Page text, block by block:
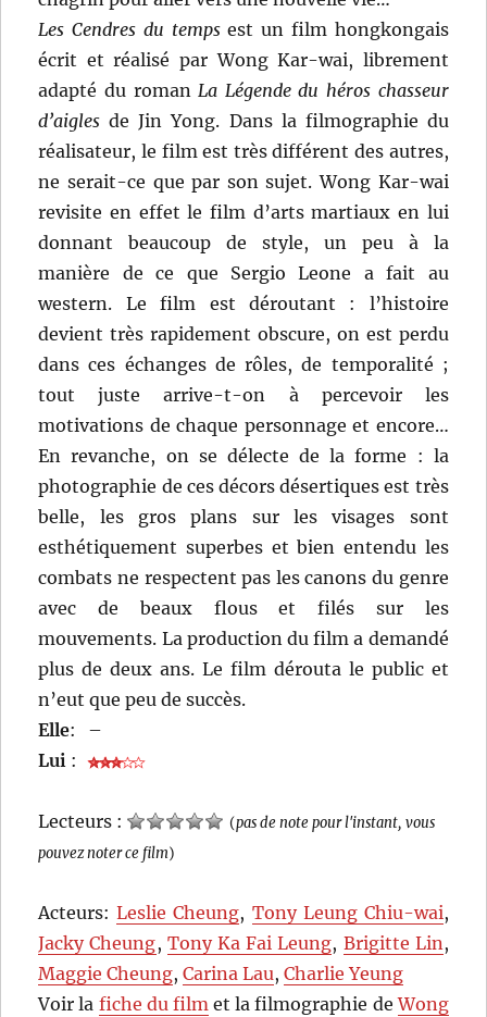
Les Cendres du tempsest un film hongkongais
écrit et réalisé par Wong Kar-wai, librement
adapté du romanLa Légende du héros chasseur
d’aigles de Jin Yong. Dans la filmographie du
réalisateur, le film est très différent des autres,
ne serait-ce que par son sujet. Wong Kar-wai
revisite en effet le film d’arts martiaux en lui
donnant beaucoup de style, un peu à la
manière de ce que Sergio Leone a fait au
western. Le film est déroutant : l’histoire
devient très rapidement obscure, on est perdu
dans ces échanges de rôles, de temporalité ;
tout juste arrive-t-on à percevoir les
motivations de chaque personnage et encore…
En revanche, on se délecte de la forme : la
photographie de ces décors désertiques est très
belle, les gros plans sur les visages sont
esthétiquement superbes et bien entendu les
combats ne respectent pas les canons du genre
avec de beaux flous et filés sur les
mouvements. La production du film a demandé
plus de deux ans. Le film dérouta le public et
n’eut que peu de succès.
Elle:
–
Lui :
Lecteurs : (pas de note pour l'instant, vous
pouvez noter ce film)
Acteurs:Leslie Cheung, Tony Leung Chiu-wai,
Jacky Cheung, Tony Ka Fai Leung, Brigitte Lin,
Maggie Cheung,Carina Lau,Charlie Yeung
Voir la fiche du filmet la filmographie deWong